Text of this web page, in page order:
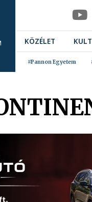
KÖZÉLET KULT
#Pannon Egyetem